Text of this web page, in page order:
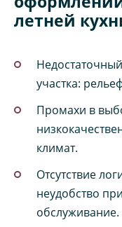
летней
участка:
Промахи в
климат.
Отсутствие
неудобство
обслуживание.